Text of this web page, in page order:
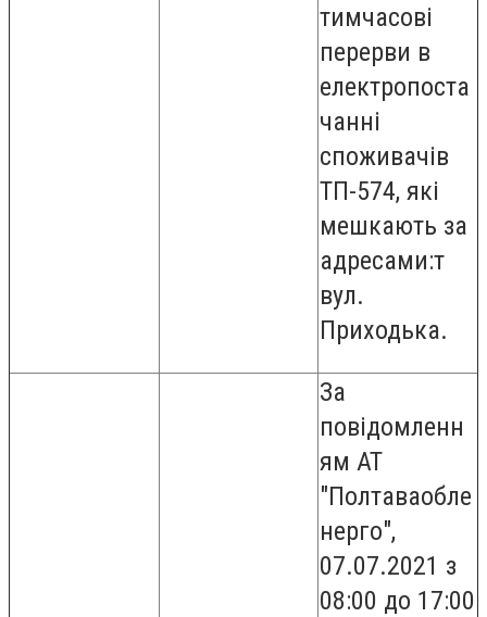
тимчасові
перерви в
електропоста
чанні
споживачів
ТП-574, які
мешкають за
адресами:т
вул.
Приходька.
За
повідомленн
ям АТ
"Полтаваобле
нерго",
07.07.2021 з
08:00 до 17:00